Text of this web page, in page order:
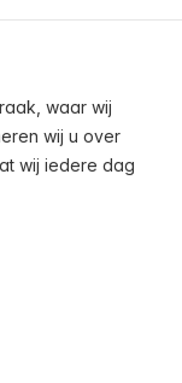
waar wij
wij u over
wij iedere dag